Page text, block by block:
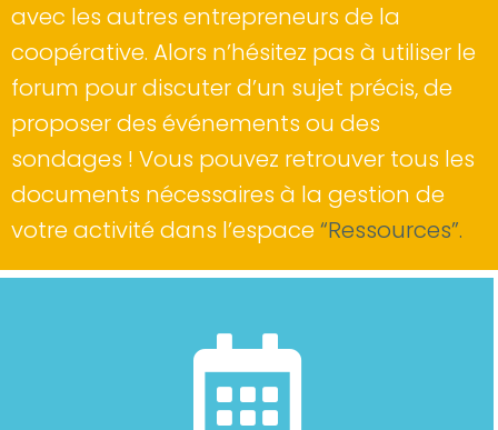
avec les autres entrepreneurs de la
coopérative. Alors n’hésitez pas à utiliser le
forum pour discuter d’un sujet précis, de
proposer des événements ou des
sondages ! Vous pouvez retrouver tous les
documents nécessaires à la gestion de
votre activité dans l’espace“Ressources”.